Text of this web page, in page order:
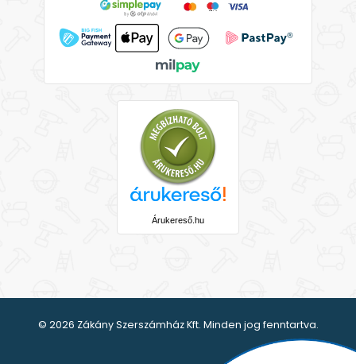
Árukereső.hu
© 2026 Zákány Szerszámház Kft. Minden jog fenntartva.